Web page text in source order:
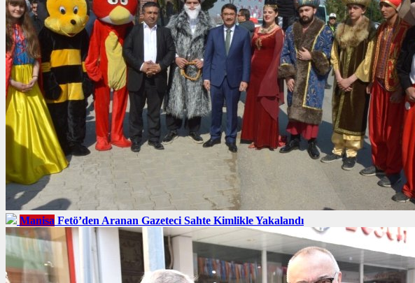
Manisa Fetö’den Aranan Gazeteci Sahte Kimlikle Yakalandı